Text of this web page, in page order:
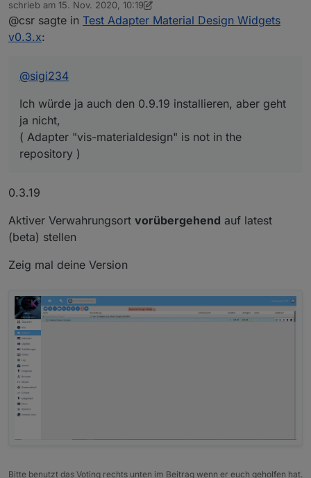
Ich würde ja auch den 0.9.19 installieren, aber geht ja
schrieb am 15. Nov. 2020, 10:19
zuletzt editiert von sigi234
@csr sagte in Test Adapter Material Design Widgets
v0.3.x:
@sigi234
Ich würde ja auch den 0.9.19 installieren, aber geht
ja nicht,
( Adapter "vis-materialdesign" is not in the
repository )
0.3.19
Aktiver Verwahrungsort vorübergehend auf latest
(beta) stellen
Zeig mal deine Version
Bitte benutzt das Voting rechts unten im Beitrag wenn er euch geholfen hat.